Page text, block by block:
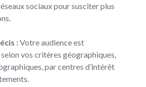
sociaux pour susciter plus
:Votre audience est
vos critères géographiques,
par centres d’intérêt